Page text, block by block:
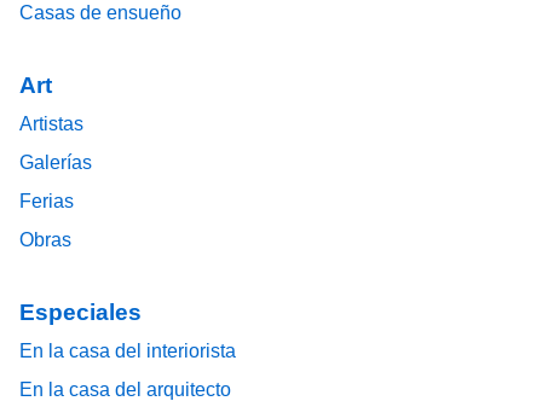
Casas de ensueño
Art
Artistas
Galerías
Ferias
Obras
Especiales
En la casa del interiorista
En la casa del arquitecto